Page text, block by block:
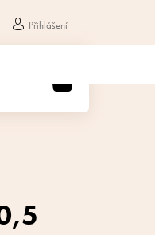
Přihlášení
NÁKUPNÍ
KOŠÍK